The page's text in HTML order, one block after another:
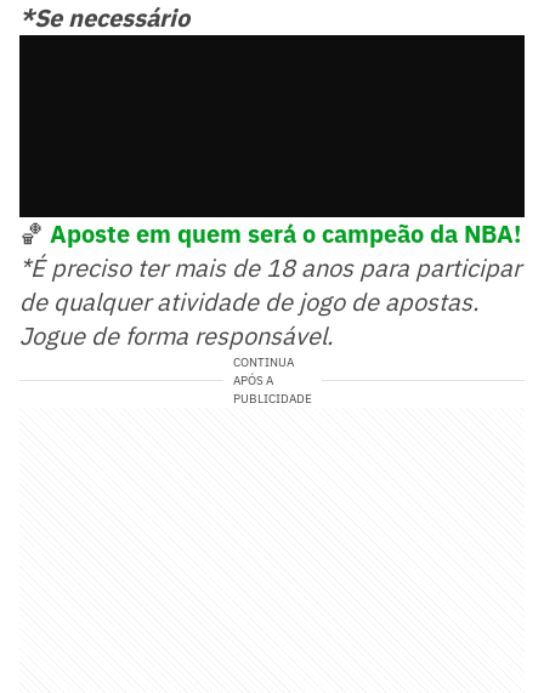
*Se necessário
🏀 Aposte em quem será o campeão da NBA!
*É preciso ter mais de 18 anos para participar
de qualquer atividade de jogo de apostas.
Jogue de forma responsável.
CONTINUA
APÓS A
PUBLICIDADE